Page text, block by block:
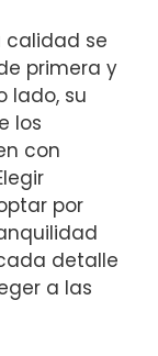
calidad se
primera y
lado, su
los
con
por
detalle
a las